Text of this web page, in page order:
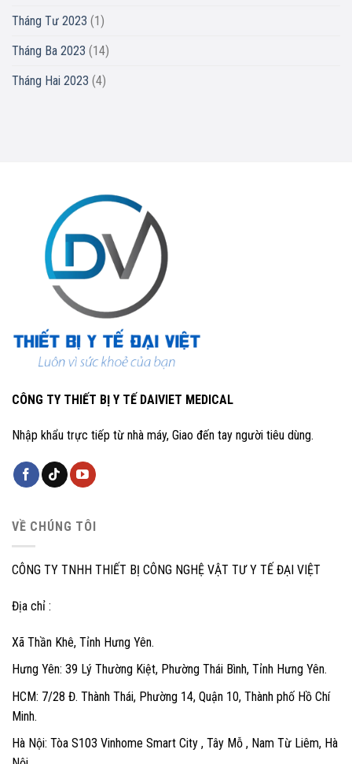
Tháng Tư 2023 (1)
Tháng Ba 2023 (14)
Tháng Hai 2023 (4)
CÔNG TY THIẾT BỊ Y TẾ DAIVIET MEDICAL
Nhập khẩu trực tiếp từ nhà máy, Giao đến tay người tiêu dùng.
VỀ CHÚNG TÔI
CÔNG TY TNHH THIẾT BỊ CÔNG NGHỆ VẬT TƯ Y TẾ ĐẠI VIỆT
Địa chỉ :
Xã Thần Khê, Tỉnh Hưng Yên.
Hưng Yên: 39 Lý Thường Kiệt, Phường Thái Bình, Tỉnh Hưng Yên.
HCM: 7/28 Đ. Thành Thái, Phường 14, Quận 10, Thành phố Hồ Chí
Minh.
Hà Nội: Tòa S103 Vinhome Smart City , Tây Mỗ , Nam Từ Liêm, Hà